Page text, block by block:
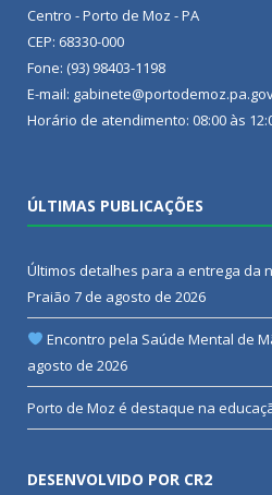
Centro - Porto de Moz - PA
CEP: 68330-000
Fone: (93) 98403-1198
E-mail:
Horário de atendimento: 08:00 às
ÚLTIMAS PUBLICAÇÕES
Últimos detalhes para a entrega da
Praião 7 de agosto de 2026
Encontro pela Saúde Mental de
agosto de 2026
Porto de Moz é destaque na
DESENVOLVIDO POR CR2